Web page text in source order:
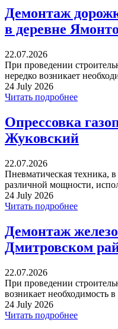
Демонтаж
в деревне
22.07.2026
При проведении
нередко возникает
24 July 2026
Читать подробнее
Опрессовка
Жуковский
22.07.2026
Пневматическая техника,
различной мощности,
24 July 2026
Читать подробнее
Демонтаж
Дмитровском
22.07.2026
При проведении
возникает необходимость
24 July 2026
Читать подробнее